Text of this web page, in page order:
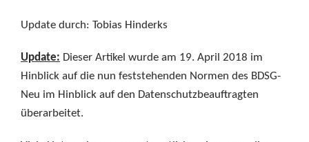
Update durch: Tobias Hinderks
Update: Dieser Artikel wurde am 19. April 2018 im
Hinblick auf die nun feststehenden Normen des BDSG-
Neu im Hinblick auf den Datenschutzbeauftragten
überarbeitet.